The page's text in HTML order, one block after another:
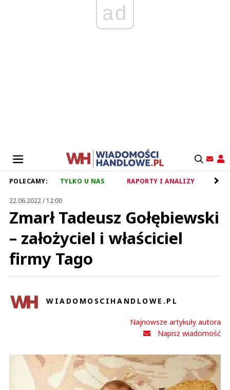
ad
POLECAMY: TYLKO U NAS RAPORTY I ANALIZY
22.06.2022 / 12:00
Zmarł Tadeusz Gołębiewski
– założyciel i właściciel
firmy Tago
WIADOMOSCIHANDLOWE.PL
Najnowsze artykuły autora
Napisz wiadomość